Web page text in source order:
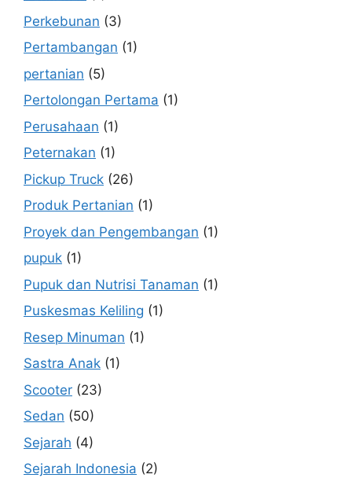
Perkebunan (3)
Pertambangan (1)
pertanian (5)
Pertolongan Pertama (1)
Perusahaan (1)
Peternakan (1)
Pickup Truck (26)
Produk Pertanian (1)
Proyek dan Pengembangan (1)
pupuk (1)
Pupuk dan Nutrisi Tanaman (1)
Puskesmas Keliling (1)
Resep Minuman (1)
Sastra Anak (1)
Scooter (23)
Sedan (50)
Sejarah (4)
Sejarah Indonesia (2)